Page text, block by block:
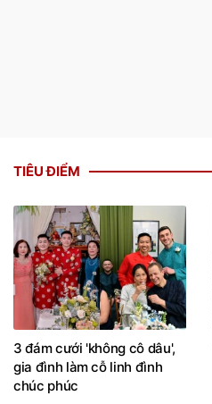
TIÊU ĐIỂM
3 đám cưới 'không cô dâu',
gia đình làm cỗ linh đình
chúc phúc